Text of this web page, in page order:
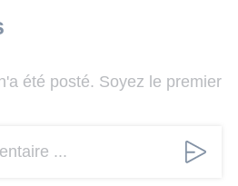
été posté. Soyez le premier
...